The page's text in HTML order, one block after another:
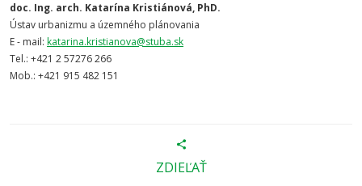
doc. Ing. arch. Katarína Kristiánová, PhD.
Ústav urbanizmu a územného plánovania
E - mail: katarina.kristianova@stuba.sk
Tel.: +421 2 57276 266
Mob.: +421 915 482 151
ZDIEĽAŤ